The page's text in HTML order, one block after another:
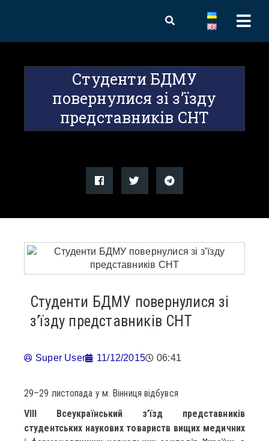
Студенти БДМУ
повернулися зі з’їзду
представників СНТ
Студенти БДМУ повернулися зі
з’їзду представників СНТ
Super User 11/12/2015 06:41
29–29 листопада у м. Вінниця відбувся
VIII Всеукраїнський з’їзд представників
студентських наукових товариств вищих медичних